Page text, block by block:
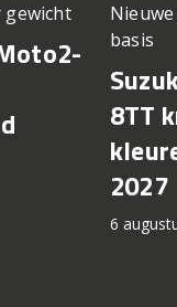
gewicht
basis
8TT
2027
6